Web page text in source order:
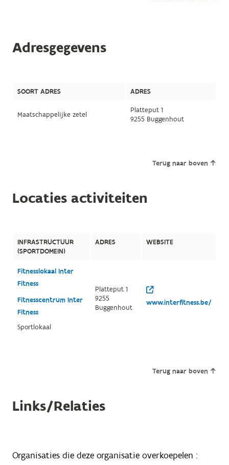
Adresgegevens
SOORT ADRES ADRES
Maatschappelijke zetel
Platteput 1
9255 Buggenhout
Terug naar boven
Locaties activiteiten
INFRASTRUCTUUR
(SPORTDOMEIN)
ADRES WEBSITE
Fitnesslokaal Inter
Fitness
Fitnesscentrum Inter
Fitness
Sportlokaal
Platteput 1
9255
Buggenhout
www.interfitness.be/
Terug naar boven
Links/Relaties
Organisaties die deze organisatie overkoepelen :